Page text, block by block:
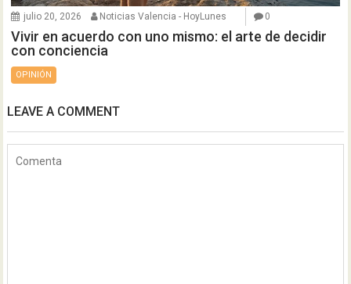
julio 20, 2026 Noticias Valencia - HoyLunes 0
Vivir en acuerdo con uno mismo: el arte de decidir
con conciencia
OPINIÓN
LEAVE A COMMENT